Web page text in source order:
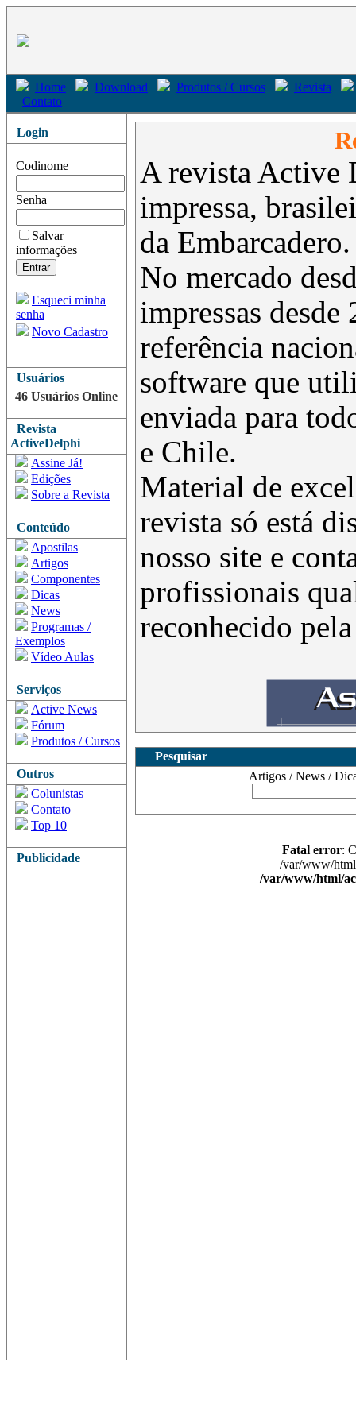
Home Download Produtos / Cursos
Revista
Contato
Login
Codinome
Senha
Salvar
informações
Esqueci minha
senha
Novo Cadastro
Usuários
46 Usuários Online
Revista
ActiveDelphi
Assine Já!
Edições
Sobre a Revista
Conteúdo
Apostilas
Artigos
Componentes
Dicas
News
Programas /
Exemplos
Vídeo Aulas
Serviços
Active News
Fórum
Produtos / Cursos
Outros
Colunistas
Contato
Top 10
Publicidade
A revista Active
impressa,
da Embarcadero.
No mercado
impressas
referência
software que
enviada para
e Chile.
Material de
revista só está
nosso site e
profissionais
reconhecido
Pesquisar
Artigos / News /
Fatal error:
/var/www/
/var/www/html/